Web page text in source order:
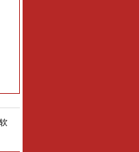
软